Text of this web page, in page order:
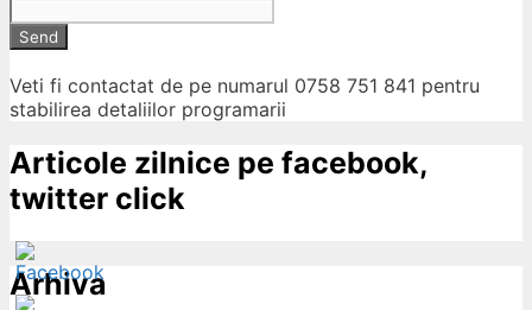
Send
Veti fi contactat de pe numarul 0758 751 841 pentru
stabilirea detaliilor programarii
Articole zilnice pe facebook,
twitter click
Arhiva